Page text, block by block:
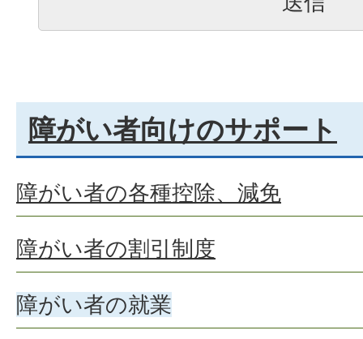
障がい者向けのサポート
障がい者の各種控除、減免
障がい者の割引制度
障がい者の就業